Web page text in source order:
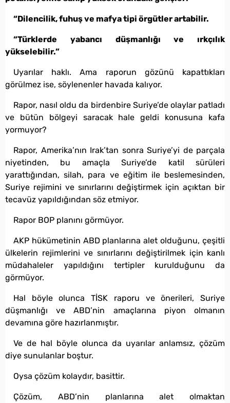
“Dilencilik, fuhuş ve mafya tipi örgütler artabilir.
“Türklerde yabancı düşmanlığı ve ırkçılık
yükselebilir.”
Uyarılar haklı. Ama raporun gözünü kapattıkları
görülmez ise, söylenenler havada kalıyor.
Rapor, nasıl oldu da birdenbire Suriye’de olaylar patladı
ve bütün bölgeyi saracak hale geldi konusuna kafa
yormuyor?
Rapor, Amerika’nın Irak’tan sonra Suriye’yi de parçala
niyetinden, bu amaçla Suriye’de katil sürüleri
yarattığından, silah, para ve eğitim ile beslemesinden,
Suriye rejimini ve sınırlarını değiştirmek için açıktan bir
tecavüz yapıldığından söz etmiyor.
Rapor BOP planını görmüyor.
AKP hükümetinin ABD planlarına alet olduğunu, çeşitli
ülkelerin rejimlerini ve sınırlarını değiştirilmek için kanlı
müdahaleler yapıldığını tertipler kurulduğunu da
görmüyor.
Hal böyle olunca TİSK raporu ve önerileri, Suriye
düşmanlığı ve ABD’nin amaçlarına piyon olmanın
devamına göre hazırlanmıştır.
Ve de hal böyle olunca da uyarılar anlamsız, çözüm
diye sunulanlar boştur.
Oysa çözüm kolaydır, basittir.
Çözüm, ABD’nin planlarına alet olmaktan